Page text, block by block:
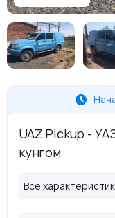
UAZ Pickup -
кунгом
Все